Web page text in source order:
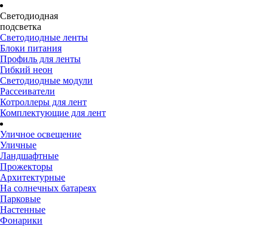
Светодиодная
подсветка
Светодиодные ленты
Блоки питания
Профиль для ленты
Гибкий неон
Светодиодные модули
Рассеиватели
Котроллеры для лент
Комплектующие для лент
Уличное освещение
Уличные
Ландшафтные
Прожекторы
Архитектурные
На солнечных батареях
Парковые
Настенные
Фонарики